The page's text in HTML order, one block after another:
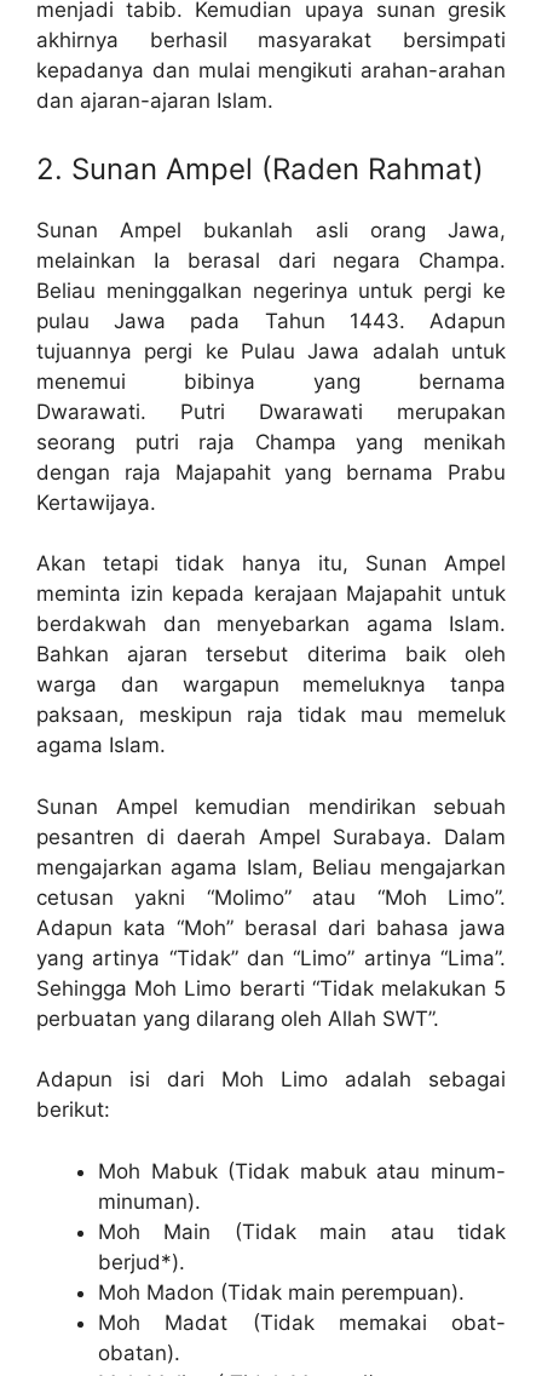
menjadi tabib. Kemudian upaya sunan gresik
akhirnya berhasil masyarakat bersimpati
kepadanya dan mulai mengikuti arahan-arahan
dan ajaran-ajaran Islam.
2. Sunan Ampel (Raden Rahmat)
Sunan Ampel bukanlah asli orang Jawa,
melainkan Ia berasal dari negara Champa.
Beliau meninggalkan negerinya untuk pergi ke
pulau Jawa pada Tahun 1443. Adapun
tujuannya pergi ke Pulau Jawa adalah untuk
menemui bibinya yang bernama
Dwarawati. Putri Dwarawati merupakan
seorang putri raja Champa yang menikah
dengan raja Majapahit yang bernama Prabu
Kertawijaya.
Akan tetapi tidak hanya itu, Sunan Ampel
meminta izin kepada kerajaan Majapahit untuk
berdakwah dan menyebarkan agama Islam.
Bahkan ajaran tersebut diterima baik oleh
warga dan wargapun memeluknya tanpa
paksaan, meskipun raja tidak mau memeluk
agama Islam.
Sunan Ampel kemudian mendirikan sebuah
pesantren di daerah Ampel Surabaya. Dalam
mengajarkan agama Islam, Beliau mengajarkan
cetusan yakni “Molimo” atau “Moh Limo”.
Adapun kata “Moh” berasal dari bahasa jawa
yang artinya “Tidak” dan “Limo” artinya “Lima”.
Sehingga Moh Limo berarti “Tidak melakukan 5
perbuatan yang dilarang oleh Allah SWT”.
Adapun isi dari Moh Limo adalah sebagai
berikut:
Moh Mabuk (Tidak mabuk atau minum-
minuman).
Moh Main (Tidak main atau tidak
berjud*).
Moh Madon (Tidak main perempuan).
Moh Madat (Tidak memakai obat-
obatan).